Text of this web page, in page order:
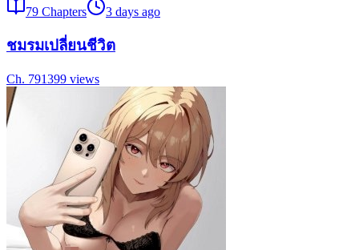
79 Chapters 3 days ago
ชมรมเปลี่ยนชีวิต
Ch. 791399 views